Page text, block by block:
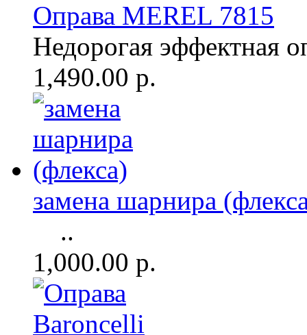
Оправа MEREL 7815
Недорогая эффектная
1,490.00 р.
замена шарнира
..
1,000.00 р.